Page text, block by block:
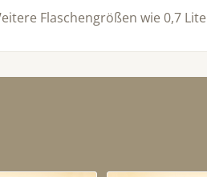
Flaschengrößen wie 0,7